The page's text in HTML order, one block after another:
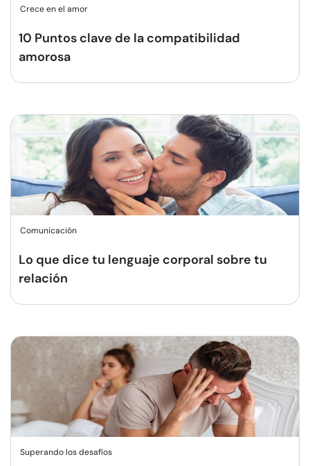
Crece en el amor
10 Puntos clave de la compatibilidad
amorosa
Comunicación
Lo que dice tu lenguaje corporal sobre tu
relación
Superando los desafíos